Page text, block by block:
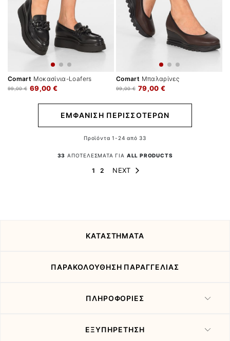
Comart Μοκασίνια-Loafers
69,00 €
99,00 €
Comart Μπαλαρίνες
79,00 €
99,00 €
ΕΜΦΑΝΙΣΗ ΠΕΡΙΣΣΟΤΕΡΩΝ
Προϊόντα1-24 από33
33 ΑΠΟΤΕΛΕΣΜΑΤΑ ΓΙΑ ALL PRODUCTS
You're currently reading page
1 Page
2 Page
NEXT
ΚΑΤΑΣΤΗΜΑΤΑ
ΠΑΡΑΚΟΛΟΥΘΗΣΗ ΠΑΡΑΓΓΕΛΙΑΣ
ΠΛΗΡΟΦΟΡΙΕΣ
ΕΞΥΠΗΡΕΤΗΣΗ